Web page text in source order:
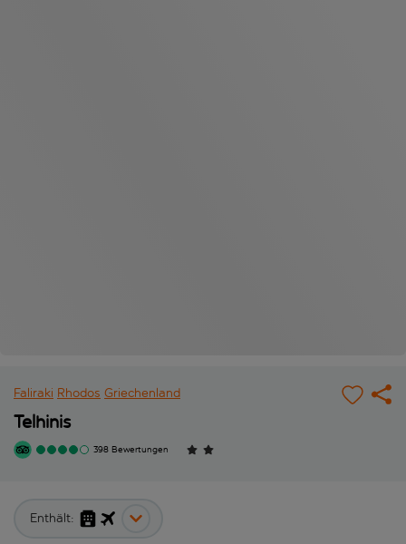
Faliraki Rhodos Griechenland
Telhinis
398 Bewertungen
Enthält: